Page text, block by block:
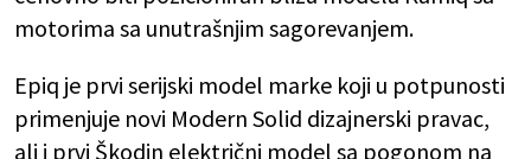
motorima sa unutrašnjim sagorevanjem.
Epiq je prvi serijski model marke koji u potpunosti
primenjuje novi Modern Solid dizajnerski pravac,
ali i prvi Škodin električni model sa pogonom na